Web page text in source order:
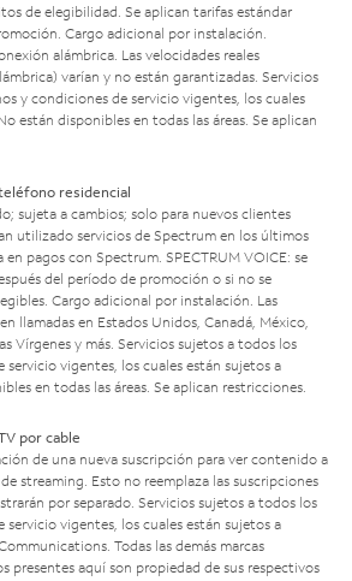
de elegibilidad. Se aplican tarifas estándar
Cargo adicional por instalación.
alámbrica. Las velocidades reales
varían y no están garantizadas. Servicios
y condiciones de servicio vigentes, los cuales
están disponibles en todas las áreas. Se aplican
residencial
sujeta a cambios; solo para nuevos clientes
utilizado servicios de Spectrum en los últimos
pagos con Spectrum. SPECTRUM VOICE: se
del período de promoción o si no se
Cargo adicional por instalación. Las
llamadas en Estados Unidos, Canadá, México,
Vírgenes y más. Servicios sujetos a todos los
vigentes, los cuales están sujetos a
en todas las áreas. Se aplican restricciones.
por cable
de una nueva suscripción para ver contenido a
streaming. Esto no reemplaza las suscripciones
por separado. Servicios sujetos a todos los
vigentes, los cuales están sujetos a
Todas las demás marcas
presentes aquí son propiedad de sus respectivos